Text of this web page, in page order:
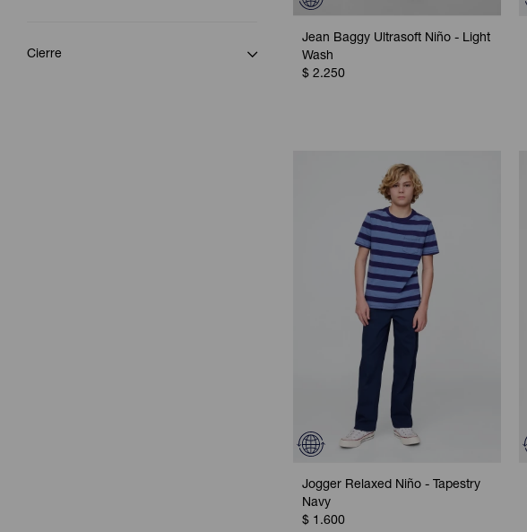
Jean Baggy Ultrasoft Niño - Light
Wash
$ 2.250
Jogger Relaxed Niño - Tapestry
Navy
$ 1.600
Cierre